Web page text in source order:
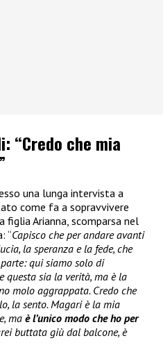
“Credo che mia
una lunga intervista a
come fa a sopravvivere
Arianna, scomparsa nel
“Capisco che per andare avanti
la speranza e la fede, che
qui siamo solo di
questa sia la verità, ma è la
molo aggrappata. Credo che
la sento. Magari è la mia
ma è l’unico modo che ho per
buttata giù dal balcone, è